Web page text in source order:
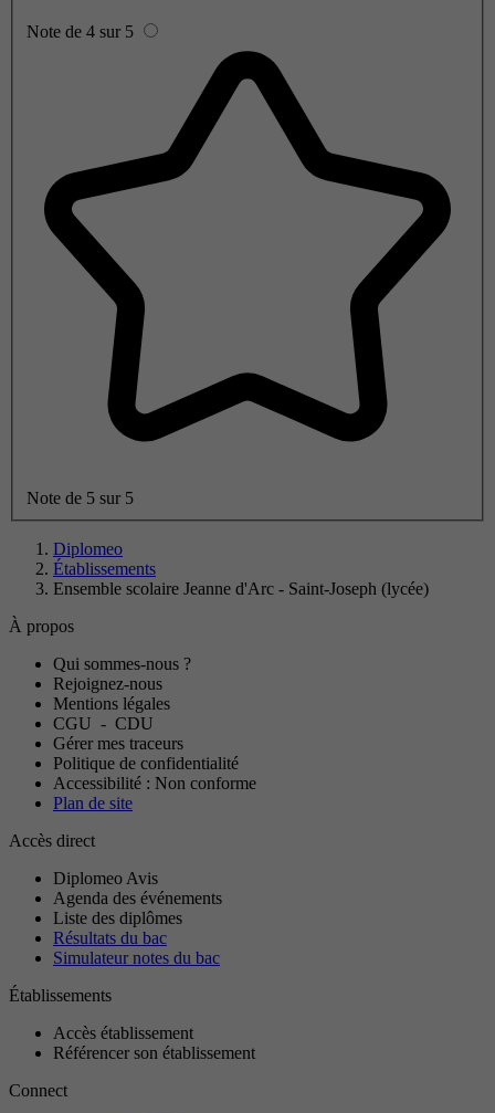
Note de 4 sur 5
Note de 5 sur 5
Diplomeo
Établissements
Ensemble scolaire Jeanne d'Arc - Saint-Joseph (lycée)
À propos
Qui sommes-nous ?
Rejoignez-nous
Mentions légales
CGU - CDU
Gérer mes traceurs
Politique de confidentialité
Accessibilité : Non conforme
Plan de site
Accès direct
Diplomeo Avis
Agenda des événements
Liste des diplômes
Résultats du bac
Simulateur notes du bac
Établissements
Accès établissement
Référencer son établissement
Connect